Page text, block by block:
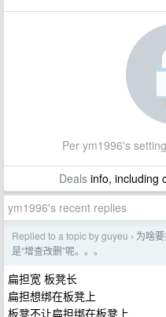
Per ym1996's
Dealsinfo, including
ym1996's recent replies
Replied to a topic by guyeu › 为啥
是“增查改删”呢。。。
扁担宽 板凳长
扁担想绑在板凳上
板凳不让扁担绑在板凳上